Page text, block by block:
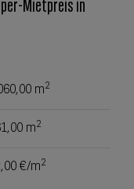
Mietpreis in
m2
m2
€/m2